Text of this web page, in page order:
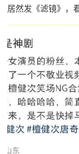
居然发《滤镜》，